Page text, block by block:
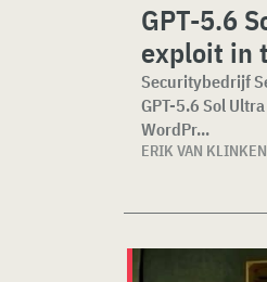
GPT-5.6
exploit in
Securitybedrijf
GPT-5.6 Sol
WordPr...
ERIK VAN KLINKEN